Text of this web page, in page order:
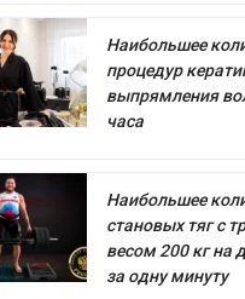
Наибольшее
процедур
выпрямления
часа
Наибольшее
становых тяг с
весом 200 кг на
за одну минуту